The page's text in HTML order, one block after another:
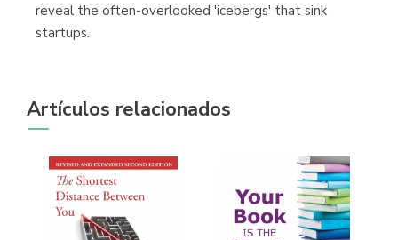
(Málaga)
reveal the often-overlooked 'icebergs' that sink
startups.
Artículos relacionados